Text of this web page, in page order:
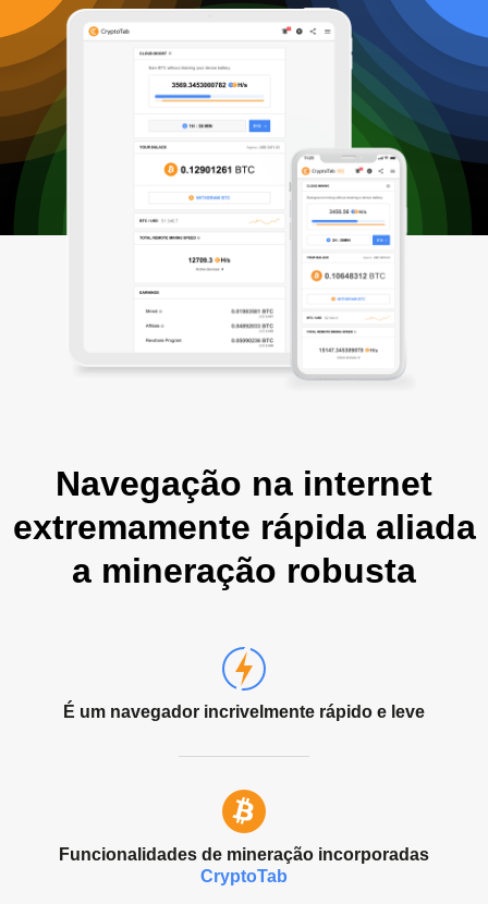
Navegação na internet
extremamente rápida aliada
a mineração robusta
É um navegador incrivelmente rápido e leve
Funcionalidades de mineração incorporadas
CryptoTab